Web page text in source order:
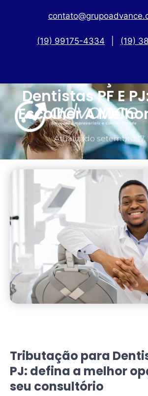
(19) 99175-4334 (19)
Tributação
Dentistas PF E
Escolher A
Atualizado setembro 17,
Tributação para
PJ: defina a melhor
seu consultório